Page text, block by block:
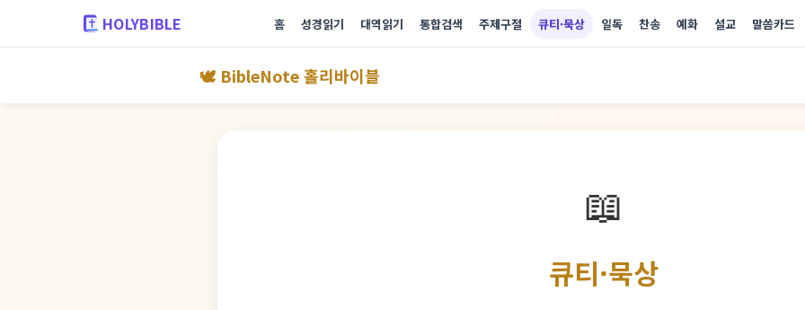
HOLYBIBLE 홈 성경읽기 대역읽기 통합검색 주제구절 큐티·묵상 일독 찬송 예화 설교 말씀카드
🕊️ BibleNote 홀리바이블
📖
큐티·묵상